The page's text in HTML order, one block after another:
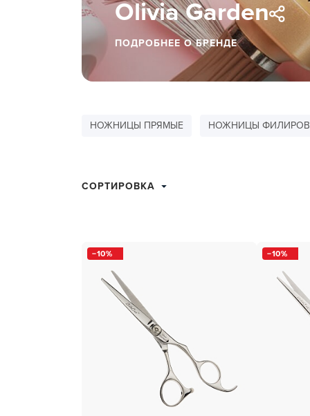
ухода
Для
Olivia Garden
ПОДРОБНЕЕ О БРЕНДЕ
НОЖНИЦЫ ПРЯМЫЕ НОЖНИЦЫ
СОРТИРОВКА
10 10